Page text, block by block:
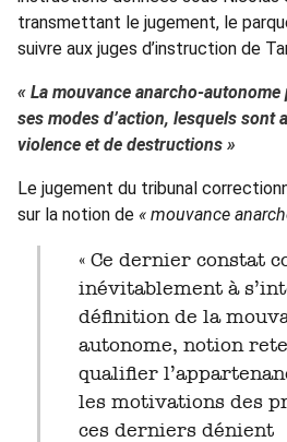
transmettant le jugement, le
suivre aux juges d’instruction de
« La mouvance anarcho-
ses modes d’action, lesquels sont
violence et de destructions »
Le jugement du tribunal
sur la notion de « mouvance
« Ce dernier constat
inévitablement à
définition de la
autonome, notion
qualifier
les motivations des
ces derniers dénient